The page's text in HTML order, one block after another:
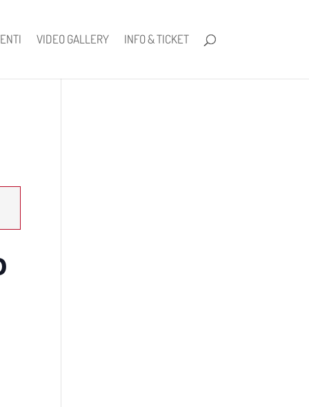
VIDEO GALLERY INFO & TICKET